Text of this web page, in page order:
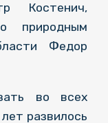
Костенич,
природным
Федор
во всех
развилось